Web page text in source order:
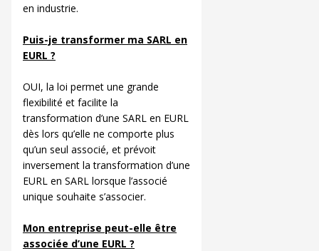
en industrie.
Puis-je transformer ma SARL en
EURL ?
OUI, la loi permet une grande
flexibilité et facilite la
transformation d’une SARL en EURL
dès lors qu’elle ne comporte plus
qu’un seul associé, et prévoit
inversement la transformation d’une
EURL en SARL lorsque l’associé
unique souhaite s’associer.
Mon entreprise peut-elle être
associée d’une EURL ?